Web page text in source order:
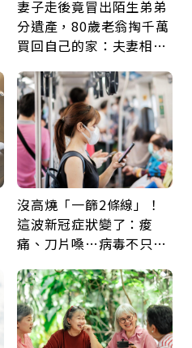
妻子走後竟冒出陌生弟弟
分遺產，80歲老翁掏千萬
買回自己的家：夫妻相守
沒高燒「一篩2條線」！
這波新冠症狀變了：痠
痛、刀片嗓…病毒不只攻
管發炎